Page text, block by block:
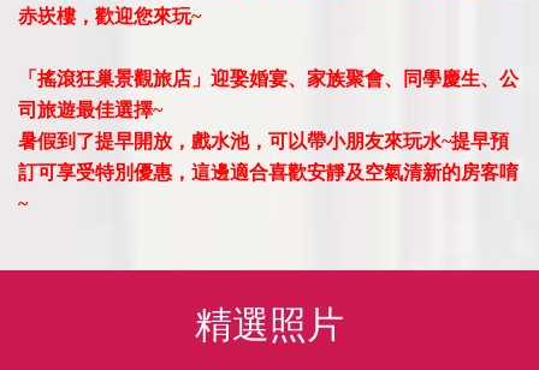
赤崁樓，歡迎您來玩~
「搖滾狂巢景觀旅店」迎娶婚宴、家族聚會、同學慶生、公
司旅遊最佳選擇~
暑假到了提早開放，戲水池，可以帶小朋友來玩水~提早預
訂可享受特別優惠，這邊適合喜歡安靜及空氣清新的房客唷
~
精選照片